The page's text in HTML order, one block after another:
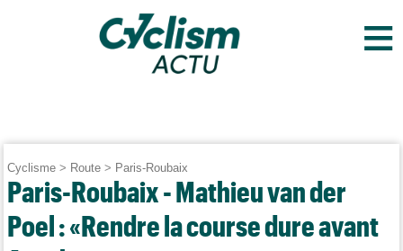
≡
Cyclisme > Route > Paris-Roubaix
Paris-Roubaix - Mathieu van der
Poel : «Rendre la course dure avant